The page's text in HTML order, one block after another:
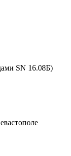
SN 16.08Б)